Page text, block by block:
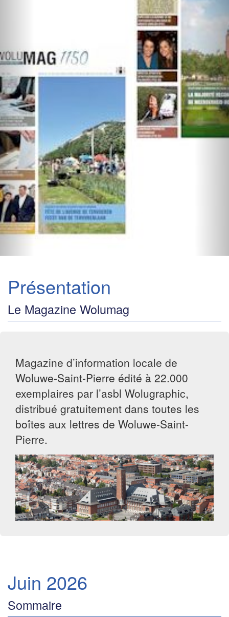
Présentation
Le Magazine Wolumag
Magazine d’information locale de
Woluwe-Saint-Pierre édité à 22.000
exemplaires par l’asbl Wolugraphic,
distribué gratuitement dans toutes les
boîtes aux lettres de Woluwe-Saint-
Pierre.
Juin 2026
Sommaire